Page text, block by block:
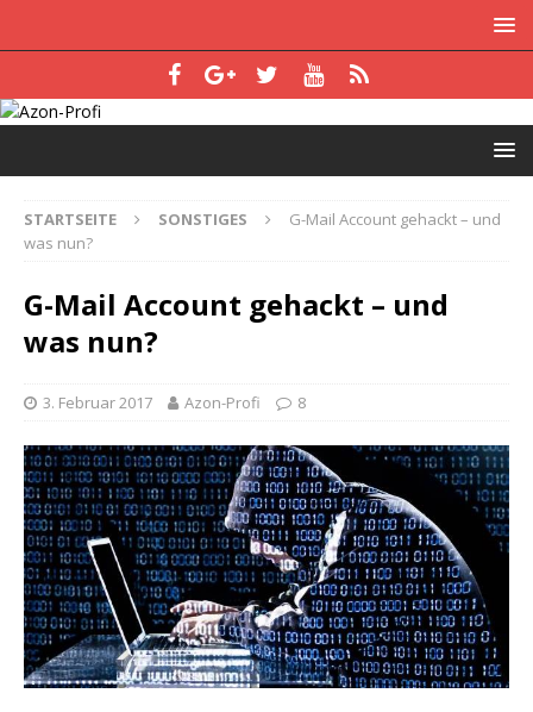
STARTSEITE SONSTIGES
G-Mail Account gehackt – und
was nun?
G-Mail Account gehackt – und
was nun?
3. Februar 2017 Azon-Profi 8